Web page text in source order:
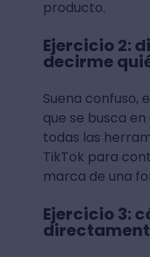
producto.
Ejercicio 2:
decirme
Suena confuso,
que se busca
todas las
TikTok para
marca de una
Ejercicio 3: